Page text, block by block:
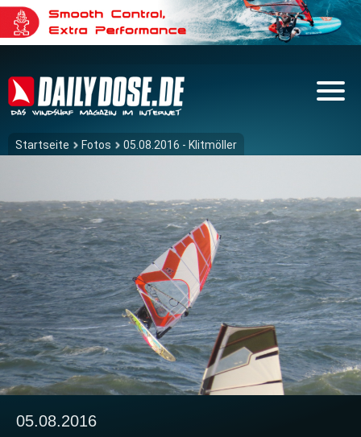
Startseite Fotos 05.08.2016 - Klitmöller
05.08.2016